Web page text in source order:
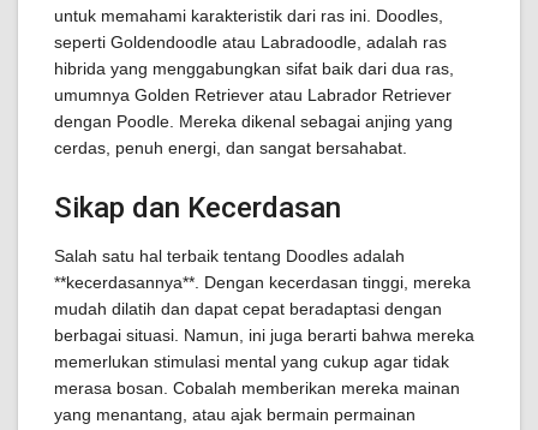
untuk memahami karakteristik dari ras ini. Doodles,
seperti Goldendoodle atau Labradoodle, adalah ras
hibrida yang menggabungkan sifat baik dari dua ras,
umumnya Golden Retriever atau Labrador Retriever
dengan Poodle. Mereka dikenal sebagai anjing yang
cerdas, penuh energi, dan sangat bersahabat.
Sikap dan Kecerdasan
Salah satu hal terbaik tentang Doodles adalah
**kecerdasannya**. Dengan kecerdasan tinggi, mereka
mudah dilatih dan dapat cepat beradaptasi dengan
berbagai situasi. Namun, ini juga berarti bahwa mereka
memerlukan stimulasi mental yang cukup agar tidak
merasa bosan. Cobalah memberikan mereka mainan
yang menantang, atau ajak bermain permainan